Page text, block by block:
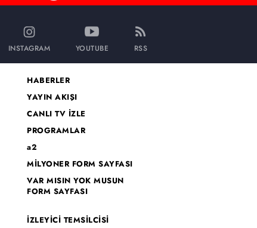
INSTAGRAM YOUTUBE RSS
HABERLER
YAYIN AKIŞI
CANLI TV İZLE
PROGRAMLAR
a2
MİLYONER FORM SAYFASI
VAR MISIN YOK MUSUN
FORM SAYFASI
İZLEYİCİ TEMSİLCİSİ